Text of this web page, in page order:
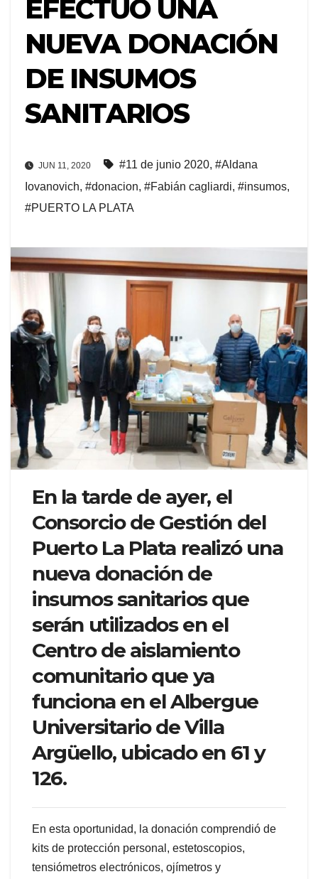
EFECTUÓ UNA
NUEVA DONACIÓN
DE INSUMOS
SANITARIOS
JUN 11, 2020 #11 de junio 2020, #Aldana
Iovanovich, #donacion, #Fabián cagliardi, #insumos,
#PUERTO LA PLATA
En la tarde de ayer, el
Consorcio de Gestión del
Puerto La Plata realizó una
nueva donación de
insumos sanitarios que
serán utilizados en el
Centro de aislamiento
comunitario que ya
funciona en el Albergue
Universitario de Villa
Argüello, ubicado en 61 y
126.
En esta oportunidad, la donación comprendió de
kits de protección personal, estetoscopios,
tensiómetros electrónicos, ojímetros y